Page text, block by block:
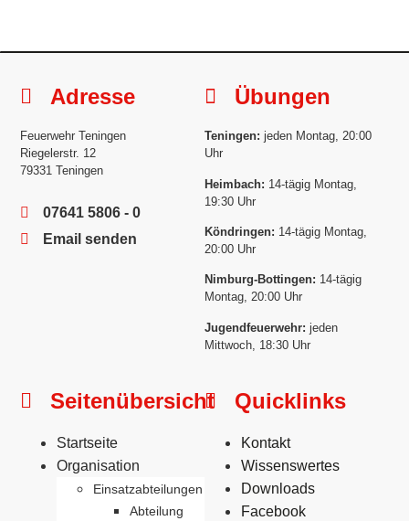
Adresse
Feuerwehr Teningen
Riegelerstr. 12
79331 Teningen
07641 5806 - 0
Email senden
Übungen
Teningen: jeden Montag, 20:00
Uhr
Heimbach: 14-tägig Montag,
19:30 Uhr
Köndringen: 14-tägig Montag,
20:00 Uhr
Nimburg-Bottingen: 14-tägig
Montag, 20:00 Uhr
Jugendfeuerwehr: jeden
Mittwoch, 18:30 Uhr
Seitenübersicht
Startseite
Organisation
Einsatzabteilungen
Abteilung
Quicklinks
Kontakt
Wissenswertes
Downloads
Facebook